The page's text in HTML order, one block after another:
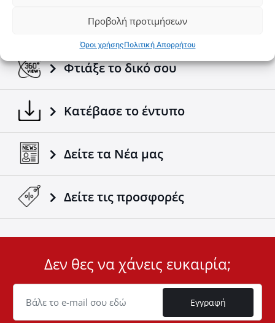
Προβολή προτιμήσεων
Όροι χρήσηςΠολιτική Απορρήτου
Φτιάξε το δικό σου
Κατέβασε το έντυπο
Δείτε τα Νέα μας
Δείτε τις προσφορές
ID
Cookie
Δεν θες να χάνεις ευκαιρία;
Εγγραφή